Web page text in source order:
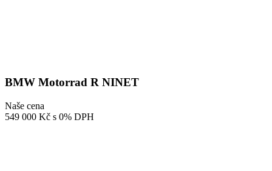
BMW Motorrad R NINET
Naše cena
549 000 Kč s 0% DPH